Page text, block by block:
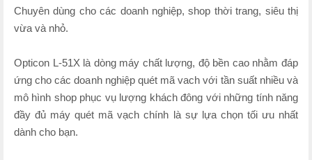
Chuyên dùng cho các doanh nghiệp, shop thời trang, siêu thị
vừa và nhỏ.
Opticon L-51X là dòng máy chất lượng, độ bền cao nhằm đáp
ứng cho các doanh nghiệp quét mã vach với tần suất nhiều và
mô hình shop phục vụ lượng khách đông với những tính năng
đầy đủ máy quét mã vạch chính là sự lựa chọn tối ưu nhất
dành cho bạn.